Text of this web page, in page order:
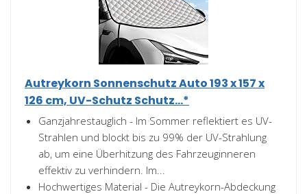
Autreykorn Sonnenschutz Auto 193 x 157 x
126 cm, UV-Schutz Schutz...*
Ganzjahrestauglich - Im Sommer reflektiert es UV-
Strahlen und blockt bis zu 99% der UV-Strahlung
ab, um eine Überhitzung des Fahrzeuginneren
effektiv zu verhindern. Im...
Hochwertiges Material - Die Autreykorn-Abdeckung